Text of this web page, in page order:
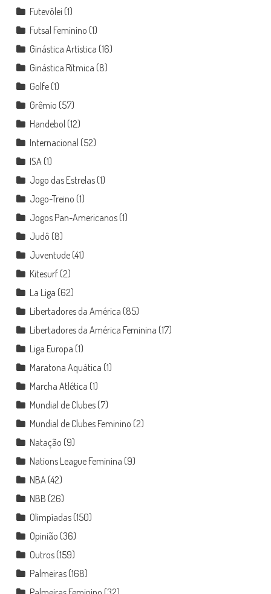
Futevôlei (1)
Futsal Feminino (1)
Ginástica Artística (16)
Ginástica Rítmica (8)
Golfe(1)
Grêmio (57)
Handebol (12)
Internacional (52)
ISA(1)
Jogo das Estrelas(1)
Jogo-Treino (1)
Jogos Pan-Americanos(1)
Judô (8)
Juventude(41)
Kitesurf(2)
La Liga (62)
Libertadores da América (85)
Libertadores da América Feminina (17)
Liga Europa (1)
Maratona Aquática (1)
Marcha Atlética (1)
Mundial de Clubes(7)
Mundial de Clubes Feminino (2)
Natação (9)
Nations League Feminina (9)
NBA(42)
NBB (26)
Olimpíadas(150)
Opinião (36)
Outros(159)
Palmeiras(168)